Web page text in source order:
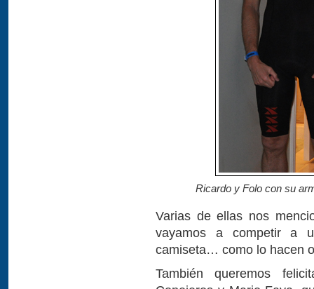
Ricardo y Folo con su
Varias de ellas nos
vayamos a competir a
camiseta… como lo hacen
También queremos